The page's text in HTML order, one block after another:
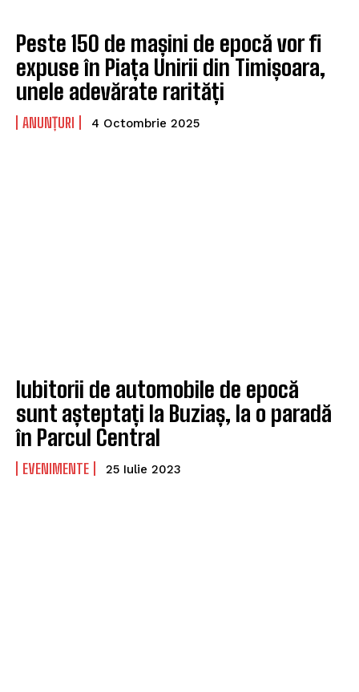
Peste 150 de mașini de epocă vor fi
expuse în Piața Unirii din Timișoara,
unele adevărate rarități
ANUNȚURI 4 Octombrie 2025
Iubitorii de automobile de epocă
sunt așteptați la Buziaș, la o paradă
în Parcul Central
EVENIMENTE 25 Iulie 2023